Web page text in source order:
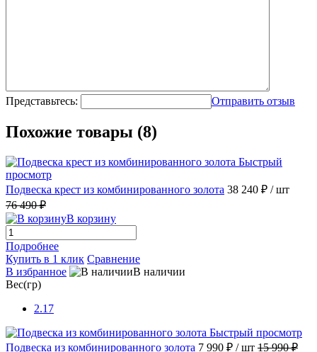
Представьтесь: Отправить отзыв
Похожие товары (8)
Быстрый
просмотр
Подвеска крест из комбинированного золота 38 240 ₽ / шт
76 490 ₽
В корзину
Подробнее
Купить в 1 клик Сравнение
В избранное
В наличии
Вес(гр)
2.17
Быстрый просмотр
Подвеска из комбинированного золота 7 990 ₽ / шт 15 990 ₽